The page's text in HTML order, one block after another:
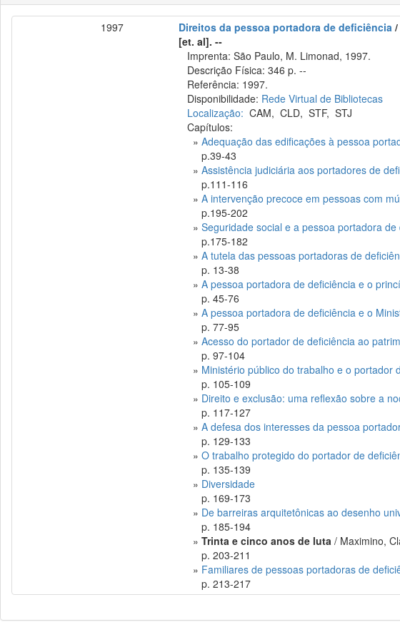
1997 Direitos da pessoa portadora de deficiência
[et. al]. --
Imprenta: São Paulo, M. Limonad, 1997.
Descrição Física: 346 p. --
Referência: 1997.
Disponibilidade: Rede Virtual de Bibliotecas
Localização: CAM,CLD,STF,STJ
Capítulos:
»Adequação das edificações à pessoa
p.39-43
»Assistência judiciária aos portadores de
p.111-116
»A intervenção precoce em pessoas com
p.195-202
»Seguridade social e a pessoa portadora de
p.175-182
»A tutela das pessoas portadoras de
p. 13-38
»A pessoa portadora de deficiência e o
p. 45-76
»A pessoa portadora de deficiência e o
p. 77-95
»Acesso do portador de deficiência ao
p. 97-104
» Ministério público do trabalho e o portador
p. 105-109
» Direito e exclusão: uma reflexão sobre a
p. 117-127
»A defesa dos interesses da pessoa
p. 129-133
»O trabalho protegido do portador de
p. 135-139
» Diversidade
p. 169-173
» De barreiras arquitetônicas ao desenho
p. 185-194
»Trinta e cinco anos de luta / Maximino,
p. 203-211
» Familiares de pessoas portadoras de
p. 213-217